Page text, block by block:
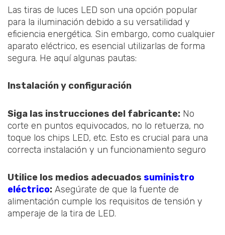
Las tiras de luces LED son una opción popular
para la iluminación debido a su versatilidad y
eficiencia energética. Sin embargo, como cualquier
aparato eléctrico, es esencial utilizarlas de forma
segura. He aquí algunas pautas:
Instalación y configuración
Siga las instrucciones del fabricante: No
corte en puntos equivocados, no lo retuerza, no
toque los chips LED, etc. Esto es crucial para una
correcta instalación y un funcionamiento seguro
Utilice los medios adecuados suministro
eléctrico: Asegúrate de que la fuente de
alimentación cumple los requisitos de tensión y
amperaje de la tira de LED.